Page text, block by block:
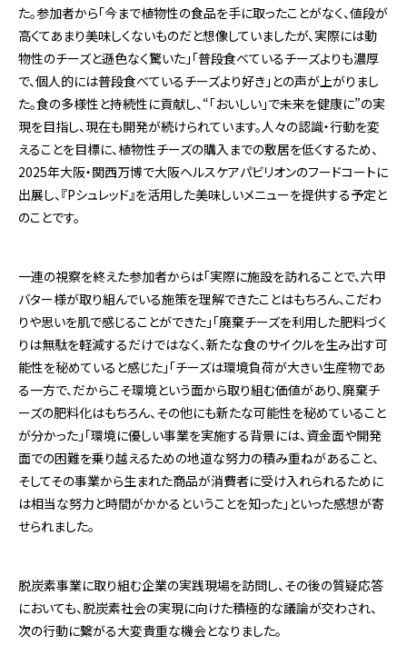
た。参加者から「今まで植物性の食品を手に取ったことがなく、値段が
高くてあまり美味しくないものだと想像していましたが、実際には動
物性のチーズと遜色なく驚いた」「普段食べているチーズよりも濃厚
で、個人的には普段食べているチーズより好き」との声が上がりまし
た。食の多様性と持続性に貢献し、“「おいしい」で未来を健康に”の実
現を目指し、現在も開発が続けられています。人々の認識・行動を変
えることを目標に、植物性チーズの購入までの敷居を低くするため、
2025年大阪・関西万博で大阪ヘルスケアパビリオンのフードコートに
出展し、『Pシュレッド』を活用した美味しいメニューを提供する予定と
のことです。
一連の視察を終えた参加者からは「実際に施設を訪れることで、六甲
バター様が取り組んでいる施策を理解できたことはもちろん、こだわ
りや思いを肌で感じることができた」「廃棄チーズを利用した肥料づく
りは無駄を軽減するだけではなく、新たな食のサイクルを生み出す可
能性を秘めていると感じた」「チーズは環境負荷が大きい生産物であ
る一方で、だからこそ環境という面から取り組む価値があり、廃棄チ
ーズの肥料化はもちろん、その他にも新たな可能性を秘めていること
が分かった」「環境に優しい事業を実施する背景には、資金面や開発
面での困難を乗り越えるための地道な努力の積み重ねがあること、
そしてその事業から生まれた商品が消費者に受け入れられるために
は相当な努力と時間がかかるということを知った」といった感想が寄
せられました。
脱炭素事業に取り組む企業の実践現場を訪問し、その後の質疑応答
においても、脱炭素社会の実現に向けた積極的な議論が交わされ、
次の行動に繋がる大変貴重な機会となりました。